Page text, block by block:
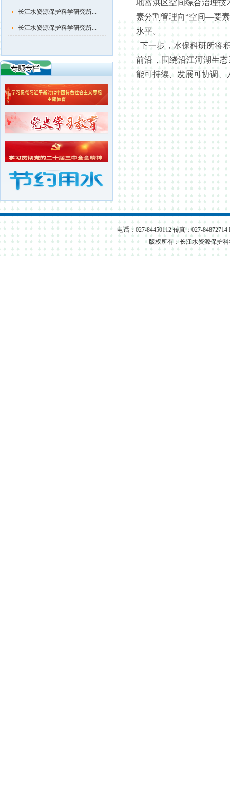
长江水资源保护科学研究所...
长江水资源保护科学研究所...
长江水资源保护科学研究所...
长江水资源保护科学研究所...
长江水利委员会长江水资源...
武汉长江水资源保护科技咨...
地蓄洪区空间综合治理
素分割管理向“空间—要
水平。
下一步，水保科研所将
前沿，围绕沿江河湖生
能可持续、发展可协调、
电话：027-84450112 传真：027-
版权所有：长江水资源保护